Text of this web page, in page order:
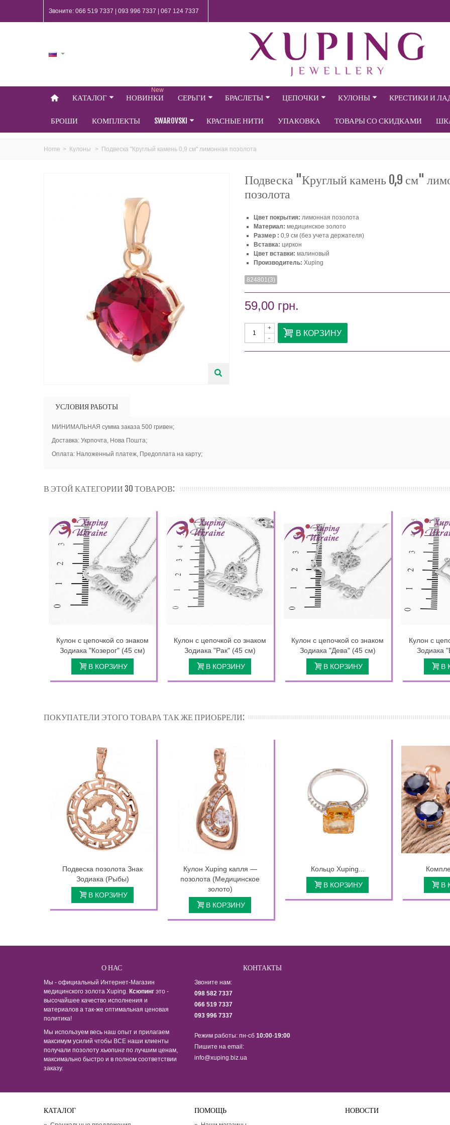
Звоните: 066 519 7337 | 093 996 7337 | 067 124 7337
КАТАЛОГ НОВИНКИ
New
СЕРЬГИ БРАСЛЕТЫ ЦЕПОЧКИ КУЛОНЫ КРЕСТИКИ И
БРОШИ КОМПЛЕКТЫ SWAROVSKI КРАСНЫЕ НИТИ УПАКОВКА ТОВАРЫ СО СКИДКАМИ
Home > Кулоны > Подвеска "Круглый камень 0,9 см" лимонная позолота
Подвеска "Круглый камень 0,9 см"
позолота
Цвет покрытия: лимонная позолота
Материал: медицинское золото
Размер : 0,9 см (без учета держателя)
Вставка: циркон
Цвет вставки: малиновый
Производитель: Xuping
824801(3)
59,00 грн.
-
+ В КОРЗИНУ
УСЛОВИЯ РАБОТЫ
МИНИМАЛЬНАЯ сумма заказа 500 гривен;
Доставка: Укрпочта, Нова Пошта;
Оплата: Наложенный платеж, Предоплата на карту;
В ЭТОЙ КАТЕГОРИИ 30 ТОВАРОВ:
Кулон с цепочкой со знаком
Зодиака "Козерог" (45 см)
В КОРЗИНУ
Кулон с цепочкой со знаком
Зодиака "Рак" (45 см)
В КОРЗИНУ
Кулон с цепочкой со знаком
Зодиака "Дева" (45 см)
В КОРЗИНУ
Кулон с
Зодиака
В
ПОКУПАТЕЛИ ЭТОГО ТОВАРА ТАК ЖЕ ПРИОБРЕЛИ:
Подвеска позолота Знак
Зодиака (Рыбы)
В КОРЗИНУ
Кулон Xuping капля —
позолота (Медицинское
золото)
В КОРЗИНУ
Кольцо Xuping...
В КОРЗИНУ
В
О НАС
Мы - официальный Интернет-Магазин
медицинского золота Xuping. Ксюпинг это -
высочайшее качество исполнения и
материалов а так-же оптимальная ценовая
политика!
Мы используем весь наш опыт и прилагаем
максимум усилий чтобы ВСЕ наши клиенты
получали позолотухьюпинг по лучшим ценам,
максимально быстро и в полном соответствии
заказу.
КОНТАКТЫ
Звоните нам:
098 582 7337
066 519 7337
093 996 7337
Режим работы: пн-сб 10:00-19:00
Пишите на email:
info@xuping.biz.ua
КАТАЛОГ ПОМОЩЬ НОВОСТИ